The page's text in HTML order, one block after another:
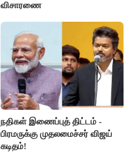
விசாரணை
நதிகள் இணைப்புத் திட்டம் -
பிரமருக்கு முதலமைச்சர் விஜய்
கடிதம்!